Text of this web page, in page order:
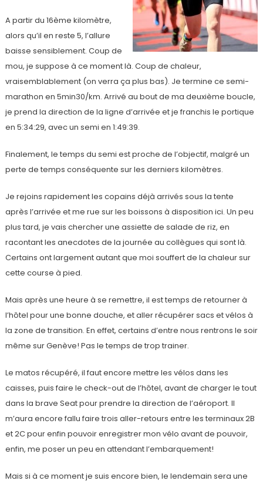
A partir du 16ème kilomètre,
alors qu’il en reste 5, l’allure
baisse sensiblement. Coup de
mou, je suppose à ce moment là. Coup de chaleur,
vraisemblablement (on verra ça plus bas). Je termine ce semi-
marathon en 5min30/km. Arrivé au bout de ma deuxième boucle,
je prend la direction de la ligne d’arrivée et je franchis le portique
en 5:34:29, avec un semi en 1:49:39.
Finalement, le temps du semi est proche de l’objectif, malgré un
perte de temps conséquente sur les derniers kilomètres.
Je rejoins rapidement les copains déjà arrivés sous la tente
après l’arrivée et me rue sur les boissons à disposition ici. Un peu
plus tard, je vais chercher une assiette de salade de riz, en
racontant les anecdotes de la journée au collègues qui sont là.
Certains ont largement autant que moi souffert de la chaleur sur
cette course à pied.
Mais après une heure à se remettre, il est temps de retourner à
l’hôtel pour une bonne douche, et aller récupérer sacs et vélos à
la zone de transition. En effet, certains d’entre nous rentrons le soir
même sur Genève! Pas le temps de trop trainer.
Le matos récupéré, il faut encore mettre les vélos dans les
caisses, puis faire le check-out de l’hôtel, avant de charger le tout
dans la brave Seat pour prendre la direction de l’aéroport. Il
m’aura encore fallu faire trois aller-retours entre les terminaux 2B
et 2C pour enfin pouvoir enregistrer mon vélo avant de pouvoir,
enfin, me poser un peu en attendant l’embarquement!
Mais si à ce moment je suis encore bien, le lendemain sera une